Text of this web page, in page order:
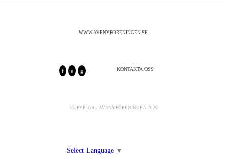
WWW.AVENYFORENINGEN.SE
KONTAKTA OSS
COPYRIGHT AVENYFÖRENINGEN 2026
Select Language ▼